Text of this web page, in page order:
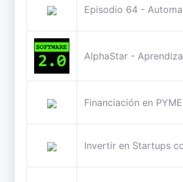
Episodio 64 -
AlphaStar -
Financiación en
Invertir en Startups